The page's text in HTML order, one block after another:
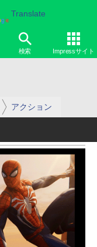
Translate
検索 Impressサイト
アクション